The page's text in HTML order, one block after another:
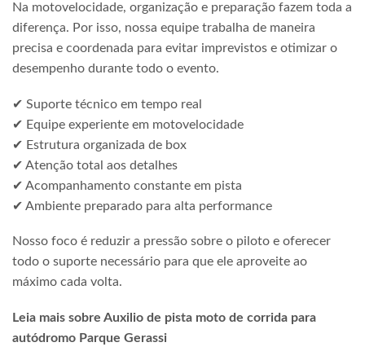
Na motovelocidade, organização e preparação fazem toda a
diferença. Por isso, nossa equipe trabalha de maneira
precisa e coordenada para evitar imprevistos e otimizar o
desempenho durante todo o evento.
✔ Suporte técnico em tempo real
✔ Equipe experiente em motovelocidade
✔ Estrutura organizada de box
✔ Atenção total aos detalhes
✔ Acompanhamento constante em pista
✔ Ambiente preparado para alta performance
Nosso foco é reduzir a pressão sobre o piloto e oferecer
todo o suporte necessário para que ele aproveite ao
máximo cada volta.
Leia mais sobre Auxilio de pista moto de corrida para
autódromo Parque Gerassi